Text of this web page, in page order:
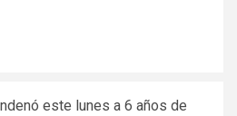
este lunes a 6 años de